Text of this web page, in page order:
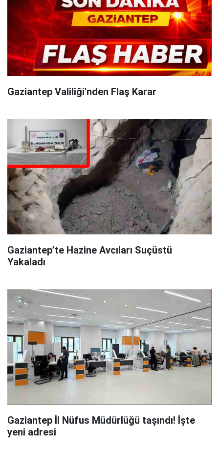
Gaziantep Valiliği'nden Flaş Karar
Gaziantep’te Hazine Avcıları Suçüstü
Yakaladı
Gaziantep İl Nüfus Müdürlüğü taşındı! İşte
yeni adresi